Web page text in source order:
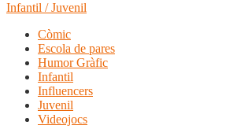
Infantil / Juvenil
Còmic
Escola de pares
Humor Gràfic
Infantil
Influencers
Juvenil
Videojocs